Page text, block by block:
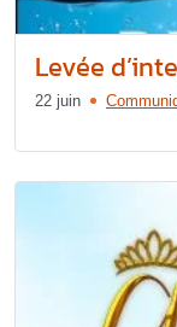
Levée
22 juin